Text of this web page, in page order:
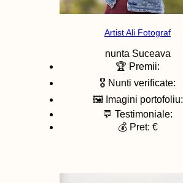
Artist Ali Fotograf
nunta Suceava
🏆 Premii:
🎖️ Nunti verificate:
🖼️ Imagini portofoliu:
💬 Testimoniale:
💰 Pret: €